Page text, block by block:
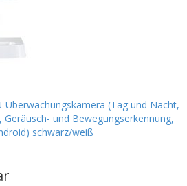
Überwachungskamera (Tag und Nacht,
und Bewegungserkennung,
schwarz/weiß